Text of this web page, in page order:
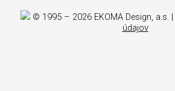
© 1995 – 2026 EKOMA Design, a.s. |
údajov